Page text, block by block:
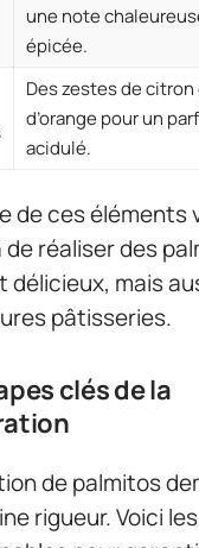
une note
épicée.
Des zestes de citron
d’orange pour un
acidulé.
de ces éléments
réaliser des
délicieux, mais
pâtisseries.
clés de la
de palmitos
rigueur. Voici